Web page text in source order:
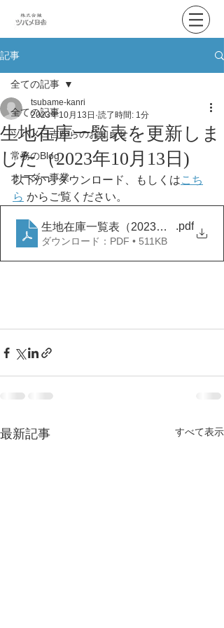
記事
全ての記事
ツバメ日吉からのお知らせ
常務のBlog
オーダー事業
全ての記事
生地在庫一覧表を更新しま
した（2023年10月13日)
tsubame-kanri
2023年10月13日 読了時間: 1分
以下からダウンロード、もしくはこち
ら からご覧ください。
生地在庫一覧表（2023年10月13日）
.pdf
ダウンロード：PDF • 511KB
最新記事 すべて表示